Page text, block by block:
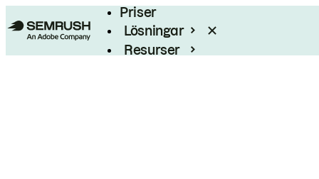
Priser
Lösningar
Resurser